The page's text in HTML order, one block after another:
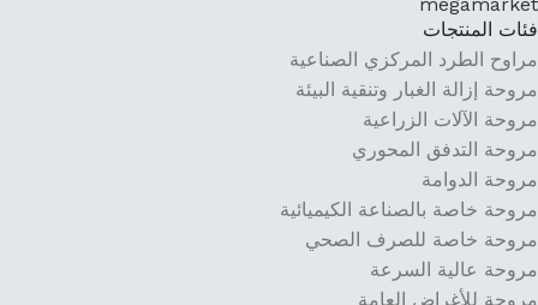
فئات المنتجات
مراوح الطرد المركزي الصناعية
مروحة إزالة الغبار وتنقية البيئة
مروحة الآلات الزراعية
مروحة التدفق المحوري
مروحة الدوامة
مروحة خاصة بالصناعة الكيميائية
مروحة خاصة للصرف الصحي
مروحة عالية السرعة
مروحة للأغراض العامة